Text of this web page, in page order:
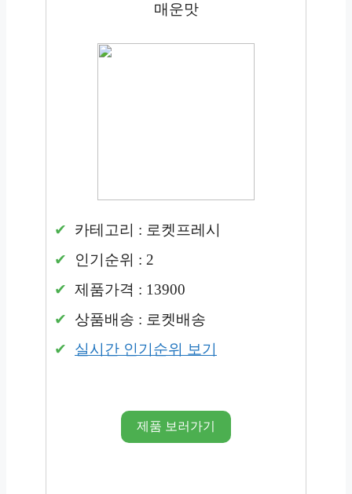
매운맛
카테고리 : 로켓프레시
인기순위 : 2
제품가격 : 13900
상품배송 : 로켓배송
실시간 인기순위 보기
제품 보러가기